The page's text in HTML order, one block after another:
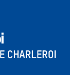
CHARLEROI